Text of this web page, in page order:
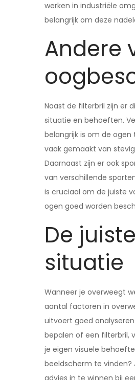
werken in industriële
belangrijk om deze
Andere
Naast de filterbril zijn er
situatie en behoeften.
belangrijk is om de
vaak gemaakt van
Daarnaast zijn er ook
van verschillende
is cruciaal om de juiste
ogen goed worden
De
situatie
Wanneer je overweegt
aantal factoren in
uitvoert goed
bepalen of een filterbril,
je eigen visuele
beeldscherm te vinden?
advies in te winnen bij